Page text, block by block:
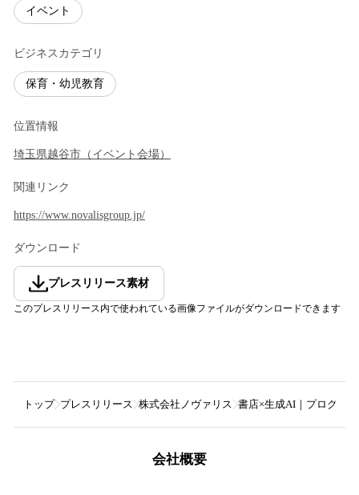
イベント
ビジネスカテゴリ
保育・幼児教育
位置情報
埼玉県越谷市 （ イベント会場）
関連リンク
https://www.novalisgroup.jp/
ダウンロード
プレスリリース素材
このプレスリリース内で使われている画像ファイルがダウンロードできます
トップ プレスリリース 株式会社ノヴァリス 書店×生成AI｜プログラ
会社概要